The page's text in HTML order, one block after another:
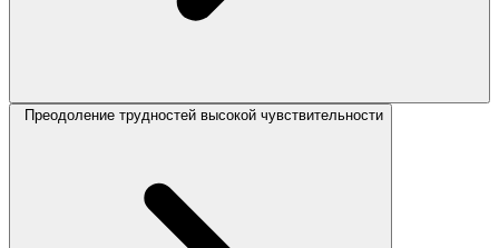
Преодоление трудностей высокой чувствительности